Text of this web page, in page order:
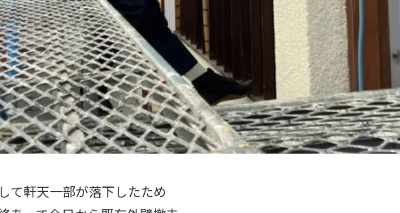
て軒天一部が落下したため